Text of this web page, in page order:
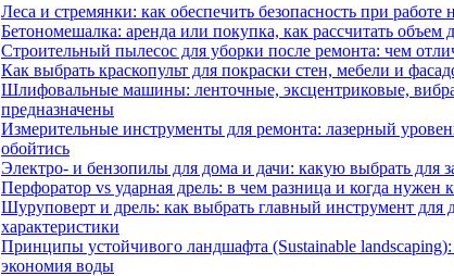
Леса и стремянки: как обеспечить безопасность при
Бетономешалка: аренда или покупка, как рассчитать объем
Строительный пылесос для уборки после ремонта: чем
Как выбрать краскопульт для покраски стен, мебели и
Шлифовальные машины: ленточные, эксцентриковые,
предназначены
Измерительные инструменты для ремонта: лазерный
обойтись
Электро- и бензопилы для дома и дачи: какую выбрать для
Перфоратор vs ударная дрель: в чем разница и когда нужен
Шуруповерт и дрель: как выбрать главный инструмент
характеристики
Принципы устойчивого ландшафта (Sustainable
экономия воды